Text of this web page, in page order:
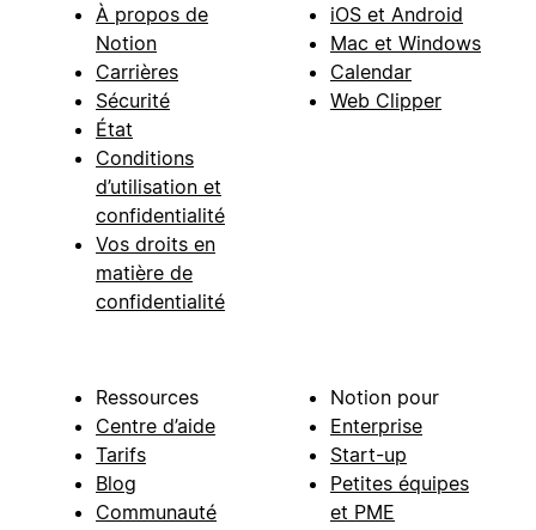
À propos de
Notion
Carrières
Sécurité
État
Conditions
d’utilisation et
confidentialité
Vos droits en
matière de
confidentialité
iOS et Android
Mac et Windows
Calendar
Web Clipper
Ressources
Centre d’aide
Tarifs
Blog
Communauté
Notion pour
Enterprise
Start-up
Petites équipes
et PME